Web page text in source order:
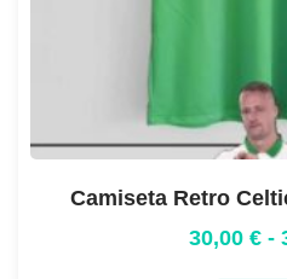
Camiseta Retro
30,00 € -